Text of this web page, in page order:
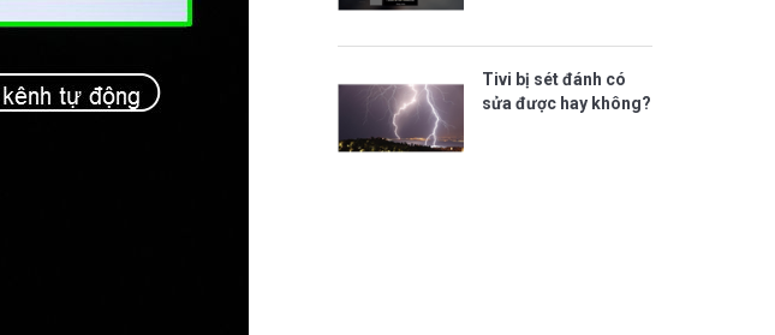
Tivi bị sét đánh có
sửa được hay không?